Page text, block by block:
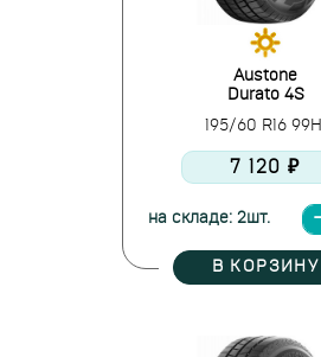
Austone
Durato 4S
195/60 R16 99H
7 120 ₽
на складе: 2шт.
В КОРЗИНУ